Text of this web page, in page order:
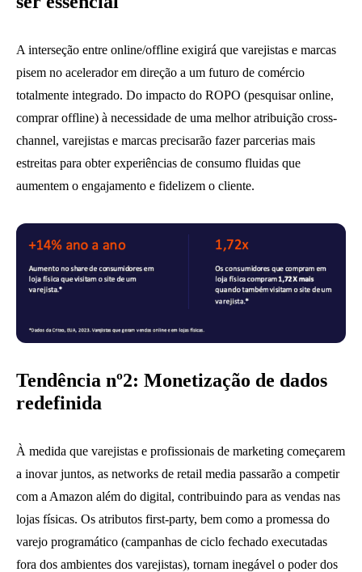
A interseção entre online/offline exigirá que varejistas e marcas
pisem no acelerador em direção a um futuro de comércio
totalmente integrado. Do impacto do ROPO (pesquisar online,
comprar offline) à necessidade de uma melhor atribuição cross-
channel, varejistas e marcas precisarão fazer parcerias mais
estreitas para obter experiências de consumo fluidas que
aumentem o engajamento e fidelizem o cliente.
Tendência nº2: Monetização de dados
redefinida
À medida que varejistas e profissionais de marketing começarem
a inovar juntos, as networks de retail media passarão a competir
com a Amazon além do digital, contribuindo para as vendas nas
lojas físicas. Os atributos first-party, bem como a promessa do
varejo programático (campanhas de ciclo fechado executadas
fora dos ambientes dos varejistas), tornam inegável o poder dos